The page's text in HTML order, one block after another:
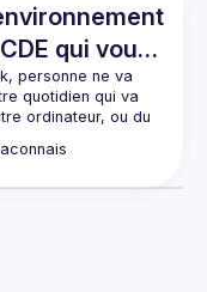
qui vous
personne ne va
quotidien qui va
ordinateur, ou du
de travail et
et leur nombre
dire
quel que soit
comme